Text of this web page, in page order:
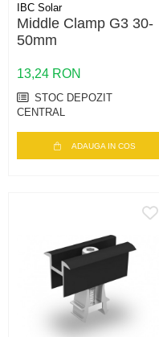
IBC Solar
Middle Clamp G3 30-
50mm
13,24 RON
STOC DEPOZIT
CENTRAL
ADAUGA IN COS